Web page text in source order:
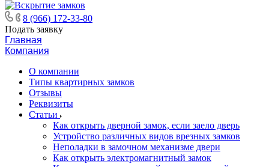
8 (966) 172-33-80
Подать заявку
Главная
Компания
О компании
Типы квартирных замков
Отзывы
Реквизиты
Статьи
Как открыть дверной замок, если заело дверь
Устройство различных видов врезных замков
Неполадки в замочном механизме двери
Как открыть электромагнитный замок